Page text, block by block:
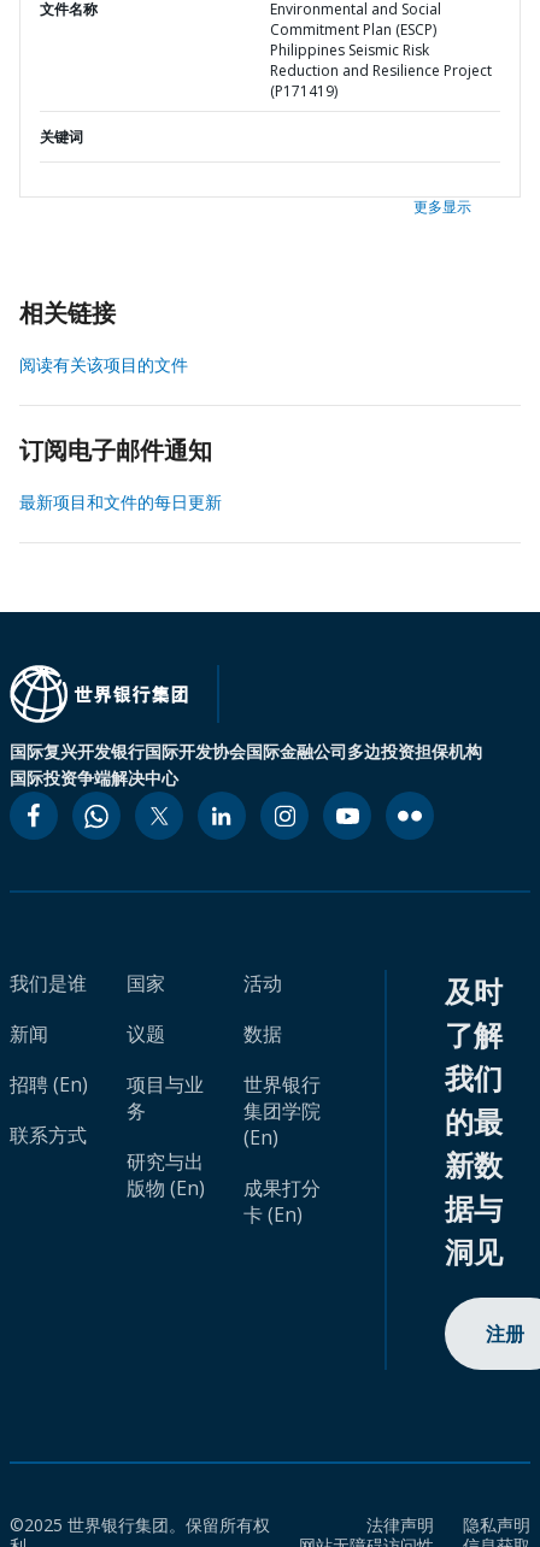
文件名称
Environmental and Social
Commitment Plan (ESCP)
Philippines Seismic Risk
Reduction and Resilience Project
(P171419)
关键词
更多显示
相关链接
阅读有关该项目的文件
订阅电子邮件通知
最新项目和文件的每日更新
国际复兴开发银行国际开发协会国际金融公司多边投资担保机构
国际投资争端解决中心
我们是谁
新闻
招聘 (En)
联系方式
国家
议题
项目与业
务
研究与出
版物 (En)
活动
数据
世界银行
集团学院
(En)
成果打分
卡 (En)
及时
了解
我们
的最
新数
据与
洞见
注册
©2025 世界银行集团。保留所有权
法律声明
隐私声明